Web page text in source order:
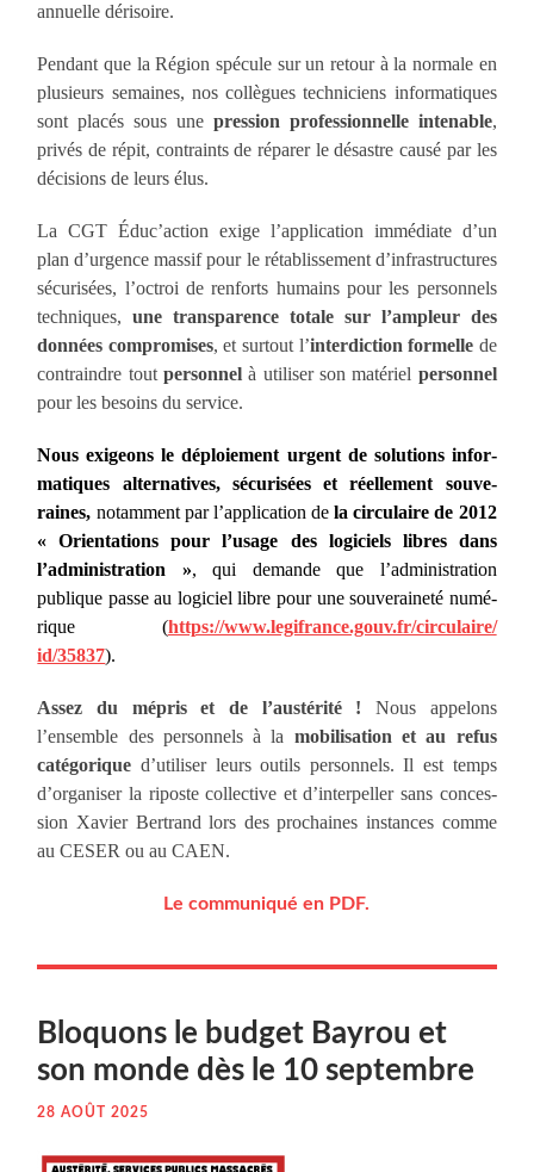
annuelle dérisoire.
Pen­dant que la Région spé­cule sur un retour à la nor­male en
plu­sieurs semaines, nos col­lègues techni­ciens infor­ma­tiques
sont pla­cés sous une pres­sion pro­fes­sion­nelle inte­nable,
pri­vés de répit, contraints de répa­rer le désastre cau­sé par les
déci­sions de leurs élus.
La CGT Éduc’action exige l’application immé­diate d’un
plan d’urgence mas­sif pour le réta­blissement d’infrastructures
sécu­ri­sées, l’octroi de ren­forts humains pour les per­son­nels
tech­niques,une transpa­rence totale sur l’ampleur des
don­nées com­pro­mises, et sur­tout l’in­terdiction for­melle de
contraindre toutper­son­nel à uti­li­ser son maté­riel per­son­nel
pour les besoins du service.
Nous exi­geons le déploie­ment urgent de solu­tions infor­
ma­tiques alter­na­tives, sécuri­sées et réelle­ment sou­ve­
raines, notam­ment par l’application de la cir­cu­laire de 2012
« Orienta­tions pour l’usage des logi­ciels libres dans
l’administration », qui demande que l’adminis­tration
publique passe au logi­ciel libre pour une sou­ve­rai­ne­té numé­
rique
(https://www.legifrance.gouv.fr/circulaire/
id/35837).
Assez du mépris et de l’austérité ! Nous appe­lons
l’ensemble des per­son­nels à la mobili­sation et au refus
caté­go­rique d’utiliser leurs outils per­son­nels. Il est temps
d’organiser la ri­poste col­lec­tive et d’interpeller sans conces­
sion Xavier Ber­trand lors des pro­chaines ins­tances comme
au CESER ou au CAEN.
Le com­mu­ni­qué en PDF.
Blo­quons le bud­get Bay­rou et
son monde dès le 10 septembre
28 AOÛT 2025